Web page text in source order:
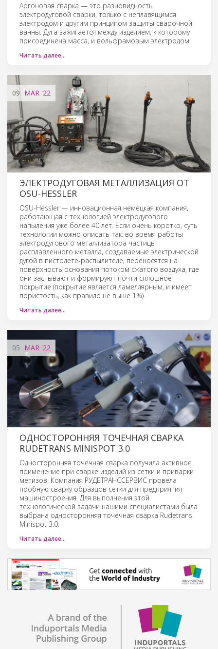
Аргоновая сварка — это разновидность
электродуговой сварки, только с неплавящимся
электродом и другим принципом защиты сварочной
ванны. Дуга зажигается между изделием, к которому
присоединена масса, и вольфрамовым электродом.
Читать далее…
09 MAR '22
ЭЛЕКТРОДУГОВАЯ МЕТАЛЛИЗАЦИЯ ОТ
OSU-HESSLER
OSU-Hessler — инновационная немецкая компания,
работающая с технологией электродугового
напыления уже более 40 лет. Если очень коротко, суть
технологии можно описать так: во время работы
электродугового металлизатора частицы
расплавленного металла, создаваемые электрической
дугой в пистолете-распылителе, переносятся на
поверхность основания потоком сжатого воздуха, где
они застывают и формируют почти сплошное
покрытие (покрытие является ламеллярным, и имеет
пористость, как правило не выше 1%).
Читать далее…
05 MAR '22
ОДНОСТОРОННЯЯ ТОЧЕЧНАЯ СВАРКА
RUDETRANS MINISPOT 3.0
Односторонняя точечная сварка получила активное
применение при сварке изделий из сетки и приварки
метизов. Компания РУДЕТРАНССЕРВИС провела
пробную сварку образцов сетки для предприятия
машиностроения. Для выполнения этой
технологической задачи нашими специалистами была
выбрана односторонняя точечная сварка Rudetrans
Minispot 3.0.
Читать далее…